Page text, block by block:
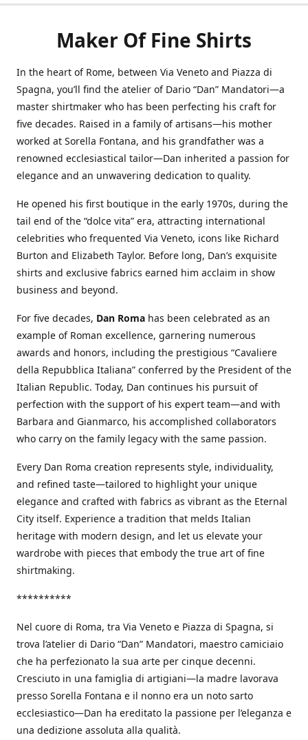
Maker Of Fine Shirts
In the heart of Rome, between Via Veneto and Piazza di
Spagna, you’ll find the atelier of Dario “Dan” Mandatori—a
master shirtmaker who has been perfecting his craft for
five decades. Raised in a family of artisans—his mother
worked at Sorella Fontana, and his grandfather was a
renowned ecclesiastical tailor—Dan inherited a passion for
elegance and an unwavering dedication to quality.
He opened his first boutique in the early 1970s, during the
tail end of the “dolce vita” era, attracting international
celebrities who frequented Via Veneto, icons like Richard
Burton and Elizabeth Taylor. Before long, Dan’s exquisite
shirts and exclusive fabrics earned him acclaim in show
business and beyond.
For five decades, Dan Roma has been celebrated as an
example of Roman excellence, garnering numerous
awards and honors, including the prestigious “Cavaliere
della Repubblica Italiana” conferred by the President of the
Italian Republic. Today, Dan continues his pursuit of
perfection with the support of his expert team—and with
Barbara and Gianmarco, his accomplished collaborators
who carry on the family legacy with the same passion.
Every Dan Roma creation represents style, individuality,
and refined taste—tailored to highlight your unique
elegance and crafted with fabrics as vibrant as the Eternal
City itself. Experience a tradition that melds Italian
heritage with modern design, and let us elevate your
wardrobe with pieces that embody the true art of fine
shirtmaking.
**********
Nel cuore di Roma, tra Via Veneto e Piazza di Spagna, si
trova l’atelier di Dario “Dan” Mandatori, maestro camiciaio
che ha perfezionato la sua arte per cinque decenni.
Cresciuto in una famiglia di artigiani—la madre lavorava
presso Sorella Fontana e il nonno era un noto sarto
ecclesiastico—Dan ha ereditato la passione per l’eleganza e
una dedizione assoluta alla qualità.